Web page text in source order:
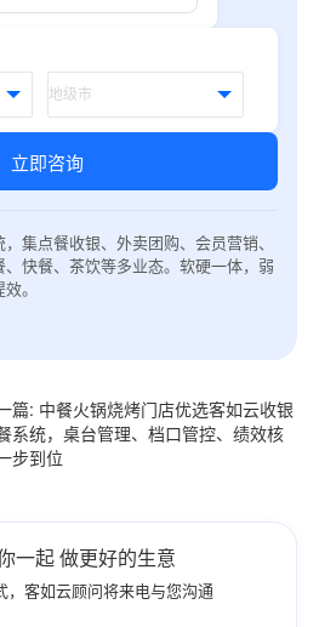
立即咨询
集点餐收银、外卖团购、会员营销、
快餐、茶饮等多业态。软硬一体，弱
。
篇: 中餐火锅烧烤门店优选客如云收银
系统，桌台管理、档口管控、绩效核
步到位
一起 做更好的生意
，客如云顾问将来电与您沟通